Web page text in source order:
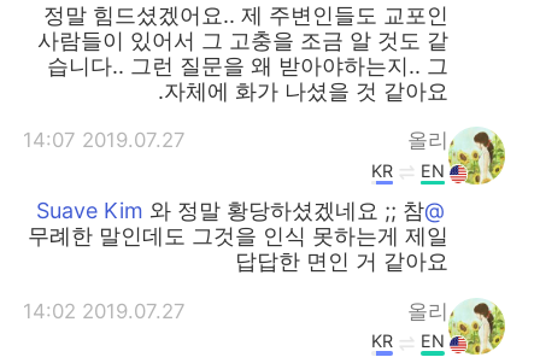
정말 힘드셨겠어요.. 제 주변인들도 교포인
사람들이 있어서 그 고충을 조금 알 것도 같
습니다.. 그런 질문을 왜 받아야하는지.. 그
자체에 화가 나셨을 것 같아요.
올리
2019.07.27 14:07
EN
KR
@Suave Kim
와 정말 황당하셨겠네요 ;; 참
무례한 말인데도 그것을 인식 못하는게 제일
답답한 면인 거 같아요
올리
2019.07.27 14:02
EN
KR